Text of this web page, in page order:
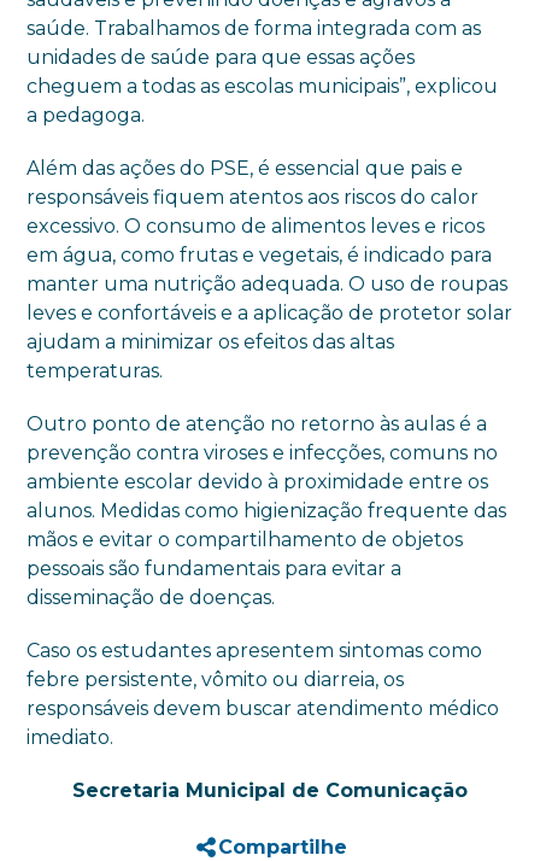
saúde. Trabalhamos de forma integrada com as
unidades de saúde para que essas ações
cheguem a todas as escolas municipais”, explicou
a pedagoga.
Além das ações do PSE, é essencial que pais e
responsáveis fiquem atentos aos riscos do calor
excessivo. O consumo de alimentos leves e ricos
em água, como frutas e vegetais, é indicado para
manter uma nutrição adequada. O uso de roupas
leves e confortáveis e a aplicação de protetor solar
ajudam a minimizar os efeitos das altas
temperaturas.
Outro ponto de atenção no retorno às aulas é a
prevenção contra viroses e infecções, comuns no
ambiente escolar devido à proximidade entre os
alunos. Medidas como higienização frequente das
mãos e evitar o compartilhamento de objetos
pessoais são fundamentais para evitar a
disseminação de doenças.
Caso os estudantes apresentem sintomas como
febre persistente, vômito ou diarreia, os
responsáveis devem buscar atendimento médico
imediato.
Secretaria Municipal de Comunicação
Compartilhe